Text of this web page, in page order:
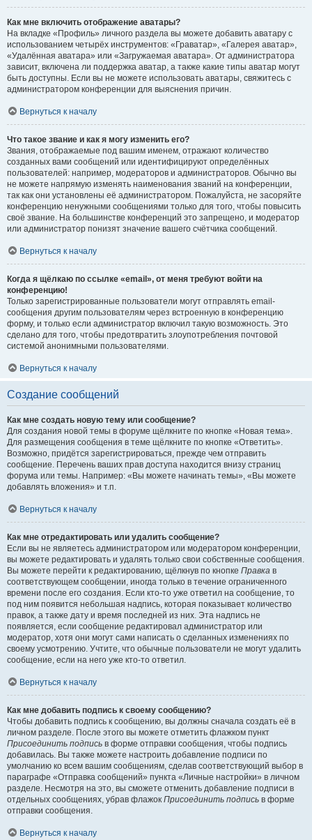
Как мне включить отображение аватары?
На вкладке «Профиль» личного раздела вы можете добавить аватару с
использованием четырёх инструментов: «Граватар», «Галерея аватар»,
«Удалённая аватара» или «Загружаемая аватара». От администратора
зависит, включена ли поддержка аватар, а также какие типы аватар могут
быть доступны. Если вы не можете использовать аватары, свяжитесь с
администратором конференции для выяснения причин.
Вернуться к началу
Что такое звание и как я могу изменить его?
Звания, отображаемые под вашим именем, отражают количество
созданных вами сообщений или идентифицируют определённых
пользователей: например, модераторов и администраторов. Обычно вы
не можете напрямую изменять наименования званий на конференции,
так как они установлены её администратором. Пожалуйста, не засоряйте
конференцию ненужными сообщениями только для того, чтобы повысить
своё звание. На большинстве конференций это запрещено, и модератор
или администратор понизят значение вашего счётчика сообщений.
Вернуться к началу
Когда я щёлкаю по ссылке «email», от меня требуют войти на
конференцию!
Только зарегистрированные пользователи могут отправлять email-
сообщения другим пользователям через встроенную в конференцию
форму, и только если администратор включил такую возможность. Это
сделано для того, чтобы предотвратить злоупотребления почтовой
системой анонимными пользователями.
Вернуться к началу
Создание сообщений
Как мне создать новую тему или сообщение?
Для создания новой темы в форуме щёлкните по кнопке «Новая тема».
Для размещения сообщения в теме щёлкните по кнопке «Ответить».
Возможно, придётся зарегистрироваться, прежде чем отправить
сообщение. Перечень ваших прав доступа находится внизу страниц
форума или темы. Например: «Вы можете начинать темы», «Вы можете
добавлять вложения» и т.п.
Вернуться к началу
Как мне отредактировать или удалить сообщение?
Если вы не являетесь администратором или модератором конференции,
вы можете редактировать и удалять только свои собственные сообщения.
Вы можете перейти к редактированию, щёлкнув по кнопке Правка в
соответствующем сообщении, иногда только в течение ограниченного
времени после его создания. Если кто-то уже ответил на сообщение, то
под ним появится небольшая надпись, которая показывает количество
правок, а также дату и время последней из них. Эта надпись не
появляется, если сообщение редактировал администратор или
модератор, хотя они могут сами написать о сделанных изменениях по
своему усмотрению. Учтите, что обычные пользователи не могут удалить
сообщение, если на него уже кто-то ответил.
Вернуться к началу
Как мне добавить подпись к своему сообщению?
Чтобы добавить подпись к сообщению, вы должны сначала создать её в
личном разделе. После этого вы можете отметить флажком пункт
Присоединить подпись в форме отправки сообщения, чтобы подпись
добавилась. Вы также можете настроить добавление подписи по
умолчанию ко всем вашим сообщениям, сделав соответствующий выбор в
параграфе «Отправка сообщений» пункта «Личные настройки» в личном
разделе. Несмотря на это, вы сможете отменить добавление подписи в
отдельных сообщениях, убрав флажок Присоединить подпись в форме
отправки сообщения.
Вернуться к началу